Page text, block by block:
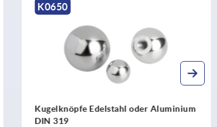
K0095
Kniehebelpressen Handausführung